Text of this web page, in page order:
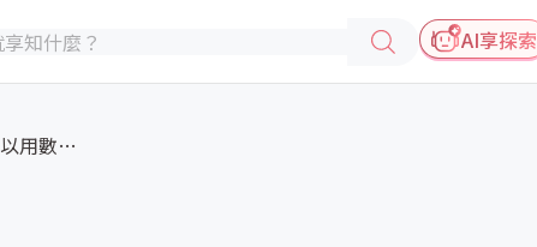
AI享探索
維持製藥全流程品質，可以用數位...